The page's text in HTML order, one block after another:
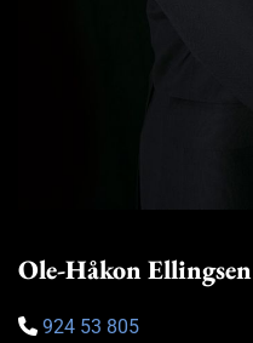
Ole-Håkon Ellingsen
 924 53 805